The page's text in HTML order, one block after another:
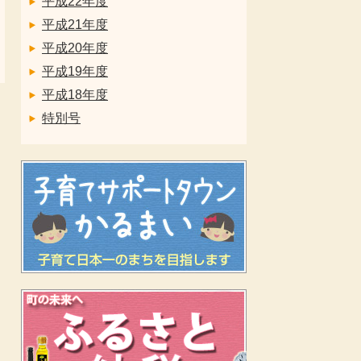
平成21年度
平成20年度
平成19年度
平成18年度
特別号